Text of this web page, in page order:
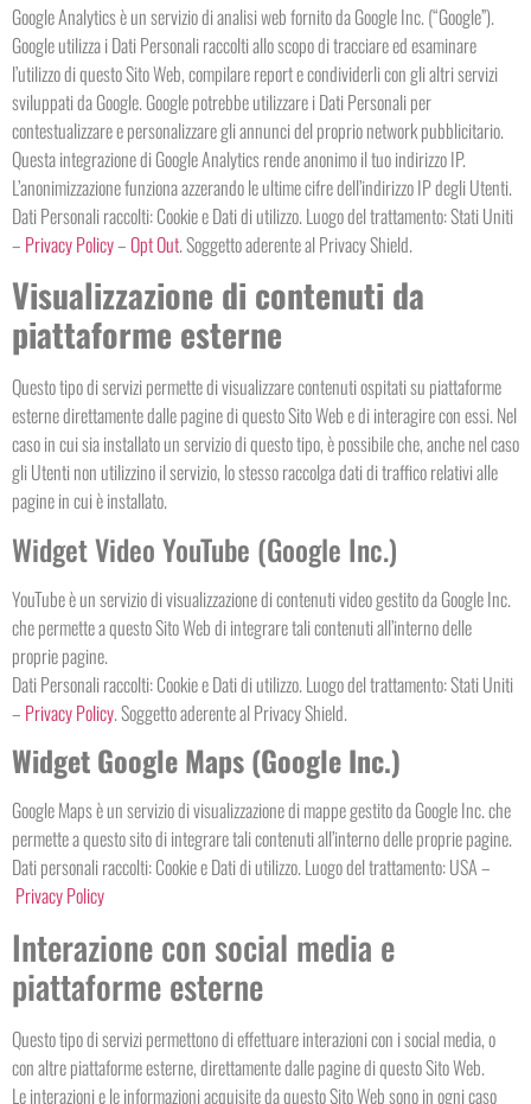
Google Analytics è un servizio di analisi web fornito da Google Inc. (“Google”).
Google utilizza i Dati Personali raccolti allo scopo di tracciare ed esaminare
l’utilizzo di questo Sito Web, compilare report e condividerli con gli altri servizi
sviluppati da Google. Google potrebbe utilizzare i Dati Personali per
contestualizzare e personalizzare gli annunci del proprio network pubblicitario.
Questa integrazione di Google Analytics rende anonimo il tuo indirizzo IP.
L’anonimizzazione funziona azzerando le ultime cifre dell’indirizzo IP degli Utenti.
Dati Personali raccolti: Cookie e Dati di utilizzo. Luogo del trattamento: Stati Uniti
– Privacy Policy–Opt Out. Soggetto aderente al Privacy Shield.
Visualizzazione di contenuti da
piattaforme esterne
Questo tipo di servizi permette di visualizzare contenuti ospitati su piattaforme
esterne direttamente dalle pagine di questo Sito Web e di interagire con essi. Nel
caso in cui sia installato un servizio di questo tipo, è possibile che, anche nel caso
gli Utenti non utilizzino il servizio, lo stesso raccolga dati di traffico relativi alle
pagine in cui è installato.
Widget Video YouTube (Google Inc.)
YouTube è un servizio di visualizzazione di contenuti video gestito da Google Inc.
che permette a questo Sito Web di integrare tali contenuti all’interno delle
proprie pagine.
Dati Personali raccolti: Cookie e Dati di utilizzo. Luogo del trattamento: Stati Uniti
– Privacy Policy. Soggetto aderente al Privacy Shield.
Widget Google Maps (Google Inc.)
Google Maps è un servizio di visualizzazione di mappe gestito da Google Inc. che
permette a questo sito di integrare tali contenuti all’interno delle proprie pagine.
Dati personali raccolti: Cookie e Dati di utilizzo. Luogo del trattamento: USA –
Privacy Policy
Interazione con social media e
piattaforme esterne
Questo tipo di servizi permettono di effettuare interazioni con i social media, o
con altre piattaforme esterne, direttamente dalle pagine di questo Sito Web.
Le interazioni e le informazioni acquisite da questo Sito Web sono in ogni caso